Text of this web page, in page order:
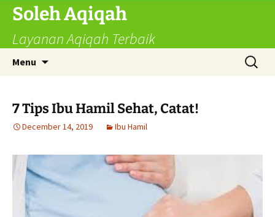
Skip
content
Soleh Aqiqah
Layanan Aqiqah Terbaik
Menu
Search
for:
7 Tips Ibu Hamil Sehat, Catat!
December 14, 2019 Ibu Hamil